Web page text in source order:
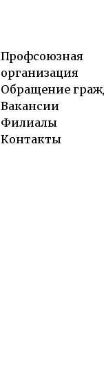
Профсоюзная
организация
Обращение
Вакансии
Филиалы
Контакты